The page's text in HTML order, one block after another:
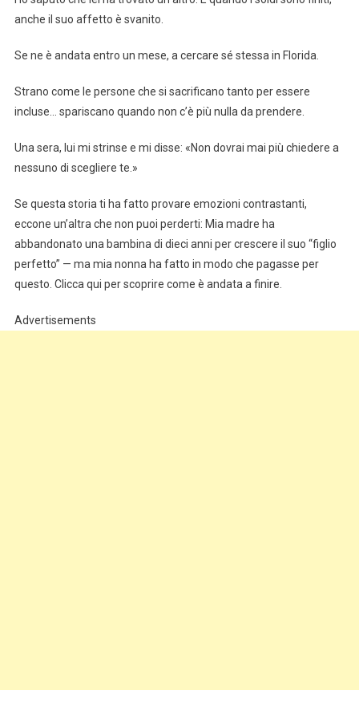
anche il suo affetto è svanito.
Se ne è andata entro un mese, a cercare sé stessa in Florida.
Strano come le persone che si sacrificano tanto per essere
incluse… spariscano quando non c’è più nulla da prendere.
Una sera, lui mi strinse e mi disse: «Non dovrai mai più chiedere a
nessuno di scegliere te.»
Se questa storia ti ha fatto provare emozioni contrastanti,
eccone un’altra che non puoi perderti: Mia madre ha
abbandonato una bambina di dieci anni per crescere il suo “figlio
perfetto” — ma mia nonna ha fatto in modo che pagasse per
questo. Clicca qui per scoprire come è andata a finire.
Advertisements